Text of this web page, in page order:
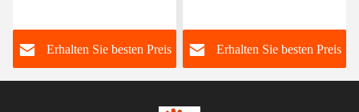
Herstellung Soems
5000kgErhalten Sie besten Preis
Rollen-1500kg
Erhalten Sie besten Preis